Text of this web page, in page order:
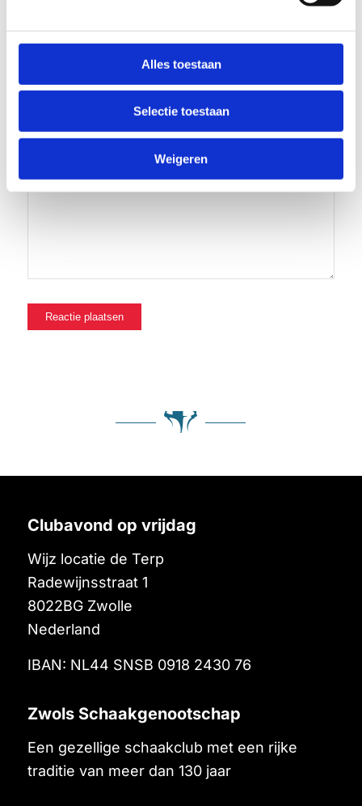
Alles toestaan
Selectie toestaan
Weigeren
E-mail*
Site
Mijn naam, e-mail en site opslaan in deze browser voor de
volgende keer wanneer ik een reactie plaats.
Clubavond op vrijdag
Wijz locatie de Terp
Radewijnsstraat 1
8022BG Zwolle
Nederland
IBAN: NL44 SNSB 0918 2430 76
Zwols Schaakgenootschap
Een gezellige schaakclub met een rijke
traditie van meer dan 130 jaar